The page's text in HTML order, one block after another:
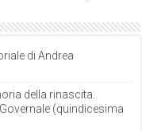
di Andrea
della rinascita.
(quindicesima